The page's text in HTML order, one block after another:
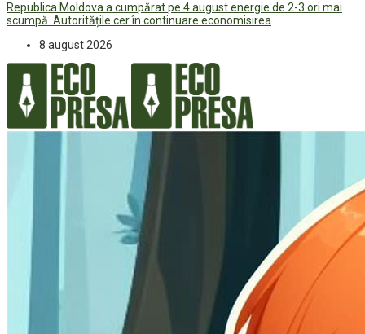
Republica Moldova a cumpărat pe 4 august energie de 2-3 ori mai
scumpă. Autoritățile cer în continuare economisirea
8 august 2026